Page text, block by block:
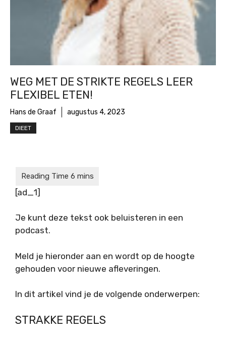
WEG MET DE STRIKTE REGELS LEER
FLEXIBEL ETEN!
Hans de Graaf augustus 4, 2023
DIEET
[ad_1]
Je kunt deze tekst ook beluisteren in een
podcast.
Meld je hieronder aan en wordt op de hoogte
gehouden voor nieuwe afleveringen.
In dit artikel vind je de volgende onderwerpen:
STRAKKE REGELS